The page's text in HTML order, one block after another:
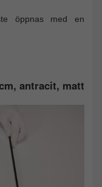
öppnas med en
antracit, matt